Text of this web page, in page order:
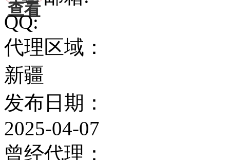
查看
QQ:
代理区域：
新疆
发布日期：
2025-04-07
曾经代理：